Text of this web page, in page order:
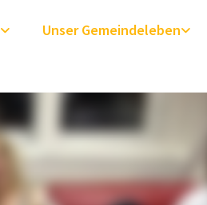
Unser Gemeindeleben